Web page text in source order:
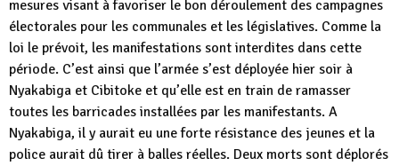
mesures visant à favoriser le bon déroulement des campagnes
électorales pour les communales et les législatives. Comme la
loi le prévoit, les manifestations sont interdites dans cette
période. C’est ainsi que l’armée s’est déployée hier soir à
Nyakabiga et Cibitoke et qu’elle est en train de ramasser
toutes les barricades installées par les manifestants. A
Nyakabiga, il y aurait eu une forte résistance des jeunes et la
police aurait dû tirer à balles réelles. Deux morts sont déplorés